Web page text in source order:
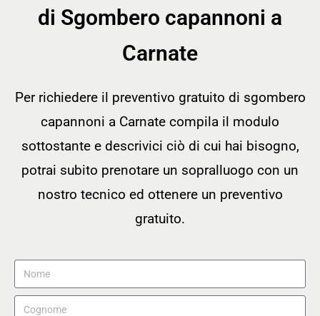
di Sgombero capannoni a
Carnate
Per richiedere il preventivo gratuito di sgombero
capannoni a Carnate compila il modulo
sottostante e descrivici ciò di cui hai bisogno,
potrai subito prenotare un sopralluogo con un
nostro tecnico ed ottenere un preventivo
gratuito.